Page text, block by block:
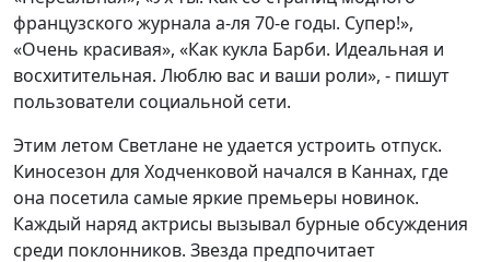
французского журнала а-ля 70-е годы. Супер!»,
«Очень красивая», «Как кукла Барби. Идеальная и
восхитительная. Люблю вас и ваши роли», - пишут
пользователи социальной сети.
Этим летом Светлане не удается устроить отпуск.
Киносезон для Ходченковой начался в Каннах, где
она посетила самые яркие премьеры новинок.
Каждый наряд актрисы вызывал бурные обсуждения
среди поклонников. Звезда предпочитает